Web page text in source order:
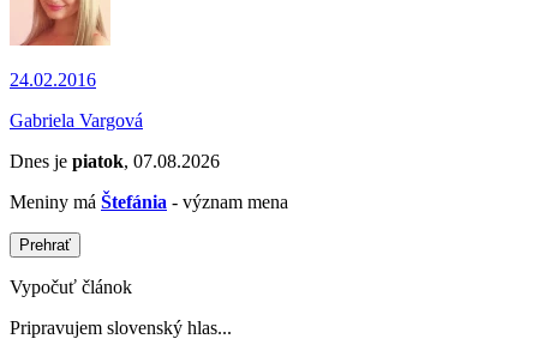
24.02.2016
Gabriela Vargová
Dnes je piatok, 07.08.2026
Meniny má Štefánia - význam mena
Prehrať
Vypočuť článok
Pripravujem slovenský hlas...